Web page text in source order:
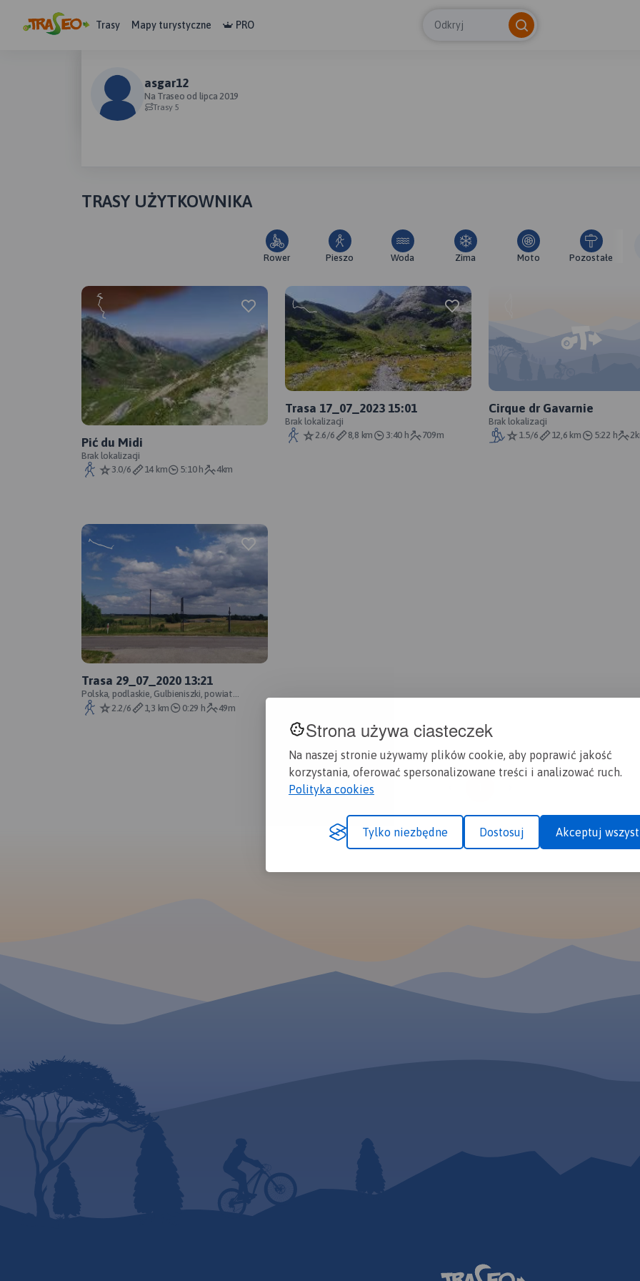
Strona używa ciasteczek
Na naszej stronie używamy plików cookie, aby poprawić jakość
korzystania, oferować spersonalizowane treści i analizować ruch.
Polityka cookies
Tylko niezbędne Dostosuj Akceptuj
Trasy Mapy turystyczne PRO Odkryj
asgar12
Na Traseo od lipca 2019
Trasy 5
TRASY UŻYTKOWNIKA
Rower Pieszo Woda Zima Moto Pozostałe
Pić du Midi
Brak lokalizacji
3.0/6
14 km 5:10 h 4km
Trasa 17_07_2023 15:01
Brak lokalizacji
2.6/6
8,8 km 3:40 h 709m
Cirque dr Gavarnie
Brak lokalizacji
1.5/6
12,6 km 5:22 h
Trasa 29_07_2020 13:21
Polska, podlaskie, Gulbieniszki, powiat
suwalski2.2/6 1,3 km 0:29 h 49m